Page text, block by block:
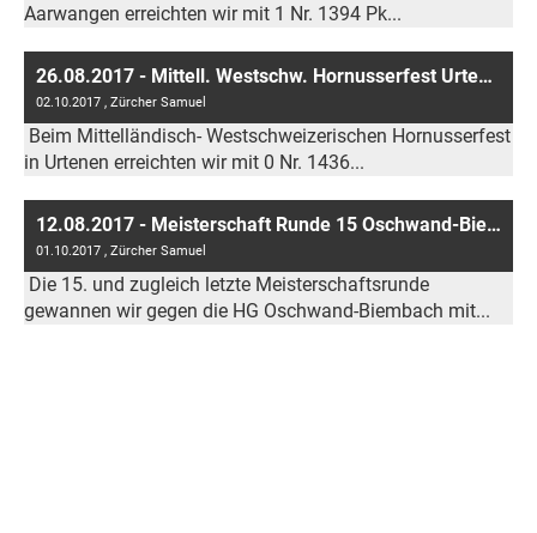
Aarwangen erreichten wir mit 1 Nr. 1394 Pk...
26.08.2017 - Mittell. Westschw. Hornusserfest Urtenen
02.10.2017 , Zürcher Samuel
Beim Mittelländisch- Westschweizerischen Hornusserfest
in Urtenen erreichten wir mit 0 Nr. 1436...
12.08.2017 - Meisterschaft Runde 15 Oschwand-Biembach
01.10.2017 , Zürcher Samuel
Die 15. und zugleich letzte Meisterschaftsrunde
gewannen wir gegen die HG Oschwand-Biembach mit...